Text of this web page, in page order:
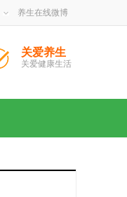
养生在线微博
关爱养生
关爱健康生活